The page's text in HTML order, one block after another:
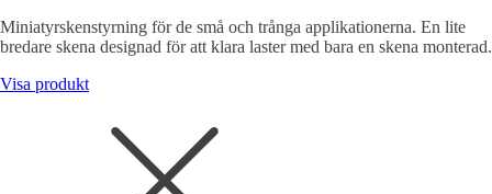
Miniatyrskenstyrning för de små och trånga applikationerna. En lite
bredare skena designad för att klara laster med bara en skena monterad.
Visa produkt